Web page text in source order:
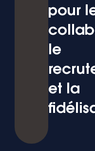
pour
le
et la